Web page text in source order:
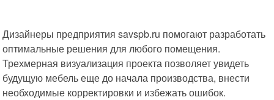
Дизайнеры предприятия savspb.ru помогают разработать
оптимальные решения для любого помещения.
Трехмерная визуализация проекта позволяет увидеть
будущую мебель еще до начала производства, внести
необходимые корректировки и избежать ошибок.